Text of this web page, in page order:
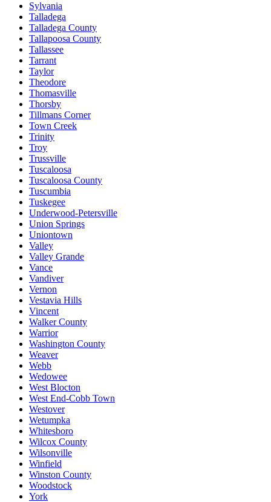
Sylvania
Talladega
Talladega County
Tallapoosa County
Tallassee
Tarrant
Taylor
Theodore
Thomasville
Thorsby
Tillmans Corner
Town Creek
Trinity
Troy
Trussville
Tuscaloosa
Tuscaloosa County
Tuscumbia
Tuskegee
Underwood-Petersville
Union Springs
Uniontown
Valley
Valley Grande
Vance
Vandiver
Vernon
Vestavia Hills
Vincent
Walker County
Warrior
Washington County
Weaver
Webb
Wedowee
West Blocton
West End-Cobb Town
Westover
Wetumpka
Whitesboro
Wilcox County
Wilsonville
Winfield
Winston County
Woodstock
York